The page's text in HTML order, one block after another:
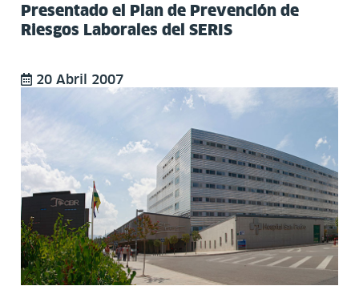
Presentado el Plan de Prevención de
Riesgos Laborales del SERIS
20 Abril 2007